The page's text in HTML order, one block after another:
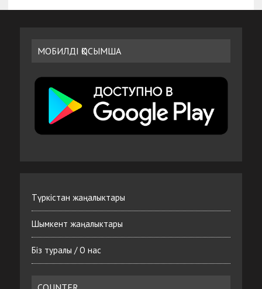
МОБИЛДІ ҚОСЫМША
Түркістан жаңалыктары
Шымкент жаңалыктары
Біз туралы / О нас